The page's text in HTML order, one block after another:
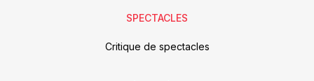
SPECTACLES
Critique de spectacles